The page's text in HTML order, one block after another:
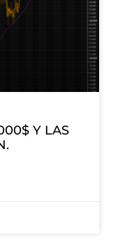
Y LAS